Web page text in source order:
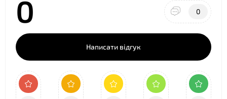
0 0
Написати відгук
❤